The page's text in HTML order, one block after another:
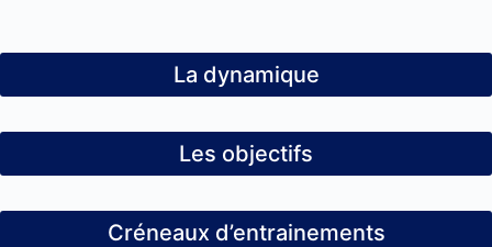
La dynamique
Les objectifs
Créneaux d’entrainements